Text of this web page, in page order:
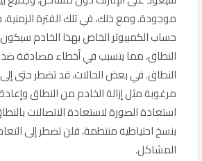
موجودة. ومع ذلك، في تلك الفترة
حساب الكمبيوتر الخاص بهذا الخادم
النطاق، مما يتسبب في أخطاء مصادقة
النطاق. في بعض الحالات، قد تضطر حتى إلى
مرغوبة مثل إزالة الخادم من النطاق
استعادة الصورة لاستعادة الاتصالات
بنسخ احتياطية منتظمة، فلن تضطر إلى
المشاكل.